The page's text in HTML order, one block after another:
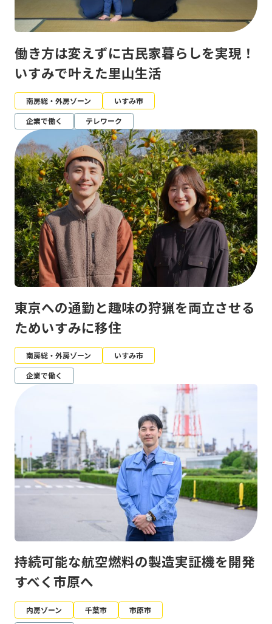
働き方は変えずに古民家暮らしを実現！
いすみで叶えた里山生活
南房総・外房ゾーン
いすみ市
企業で働く
テレワーク
東京への通勤と趣味の狩猟を両立させる
ためいすみに移住
南房総・外房ゾーン
いすみ市
企業で働く
持続可能な航空燃料の製造実証機を開発
すべく市原へ
内房ゾーン 千葉市
市原市